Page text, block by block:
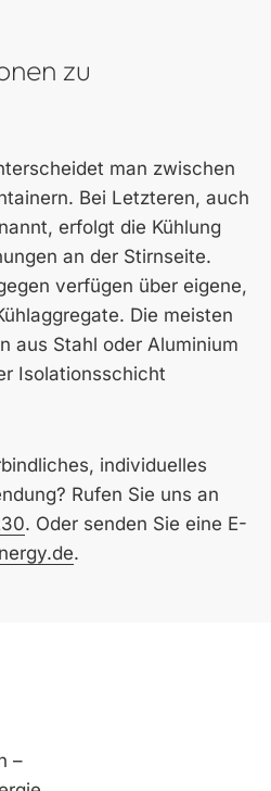
zu
man zwischen
Bei Letzteren, auch
erfolgt die Kühlung
an der Stirnseite.
verfügen über eigene,
Die meisten
aus Stahl oder Aluminium
Isolationsschicht
individuelles
Rufen Sie uns an
. Oder senden Sie eine E-
.